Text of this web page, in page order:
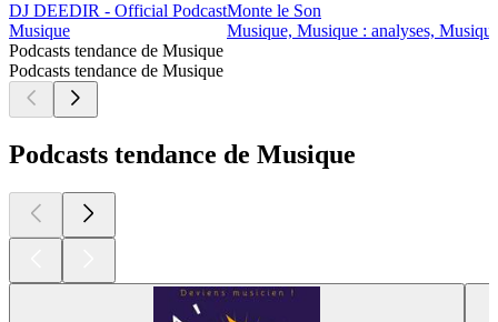
DJ DEEDIR - Official Podcast
Musique
Monte le Son
Musique, Musique : analyses,
Podcasts tendance de Musique
Podcasts tendance de Musique
Podcasts tendance de Musique